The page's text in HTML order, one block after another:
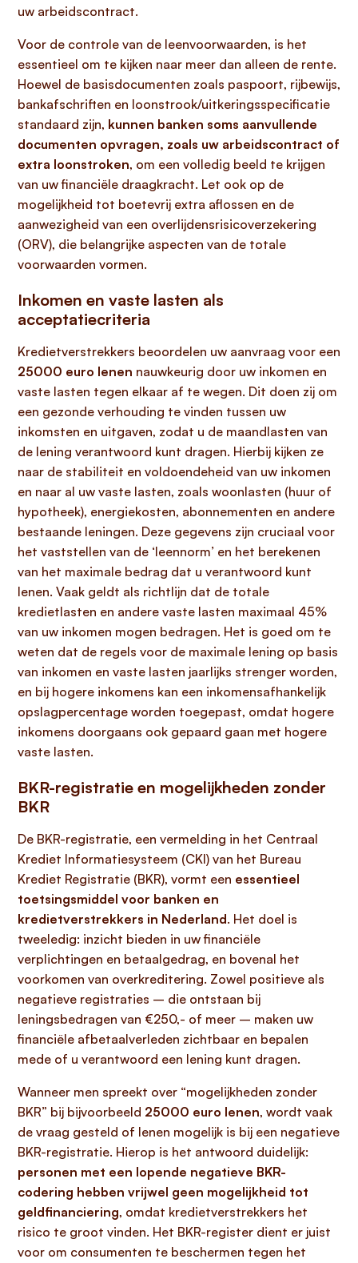
uw arbeidscontract.
Voor de controle van de leenvoorwaarden, is het
essentieel om te kijken naar meer dan alleen de rente.
Hoewel de basisdocumenten zoals paspoort, rijbewijs,
bankafschriften en loonstrook/uitkeringsspecificatie
standaard zijn, kunnen banken soms aanvullende
documenten opvragen, zoals uw arbeidscontract of
extra loonstroken, om een volledig beeld te krijgen
van uw financiële draagkracht. Let ook op de
mogelijkheid tot boetevrij extra aflossen en de
aanwezigheid van een overlijdensrisicoverzekering
(ORV), die belangrijke aspecten van de totale
voorwaarden vormen.
Inkomen en vaste lasten als
acceptatiecriteria
Kredietverstrekkers beoordelen uw aanvraag voor een
25000 euro lenen nauwkeurig door uw inkomen en
vaste lasten tegen elkaar af te wegen. Dit doen zij om
een gezonde verhouding te vinden tussen uw
inkomsten en uitgaven, zodat u de maandlasten van
de lening verantwoord kunt dragen. Hierbij kijken ze
naar de stabiliteit en voldoendeheid van uw inkomen
en naar al uw vaste lasten, zoals woonlasten (huur of
hypotheek), energiekosten, abonnementen en andere
bestaande leningen. Deze gegevens zijn cruciaal voor
het vaststellen van de ‘leennorm’ en het berekenen
van het maximale bedrag dat u verantwoord kunt
lenen. Vaak geldt als richtlijn dat de totale
kredietlasten en andere vaste lasten maximaal 45%
van uw inkomen mogen bedragen. Het is goed om te
weten dat de regels voor de maximale lening op basis
van inkomen en vaste lasten jaarlijks strenger worden,
en bij hogere inkomens kan een inkomensafhankelijk
opslagpercentage worden toegepast, omdat hogere
inkomens doorgaans ook gepaard gaan met hogere
vaste lasten.
BKR-registratie en mogelijkheden zonder
BKR
De BKR-registratie, een vermelding in het Centraal
Krediet Informatiesysteem (CKI) van het Bureau
Krediet Registratie (BKR), vormt een essentieel
toetsingsmiddel voor banken en
kredietverstrekkers in Nederland. Het doel is
tweeledig: inzicht bieden in uw financiële
verplichtingen en betaalgedrag, en bovenal het
voorkomen van overkreditering. Zowel positieve als
negatieve registraties – die ontstaan bij
leningsbedragen van €250,- of meer – maken uw
financiële afbetaalverleden zichtbaar en bepalen
mede of u verantwoord een lening kunt dragen.
Wanneer men spreekt over “mogelijkheden zonder
BKR” bij bijvoorbeeld 25000 euro lenen, wordt vaak
de vraag gesteld of lenen mogelijk is bij een negatieve
BKR-registratie. Hierop is het antwoord duidelijk:
personen met een lopende negatieve BKR-
codering hebben vrijwel geen mogelijkheid tot
geldfinanciering, omdat kredietverstrekkers het
risico te groot vinden. Het BKR-register dient er juist
voor om consumenten te beschermen tegen het